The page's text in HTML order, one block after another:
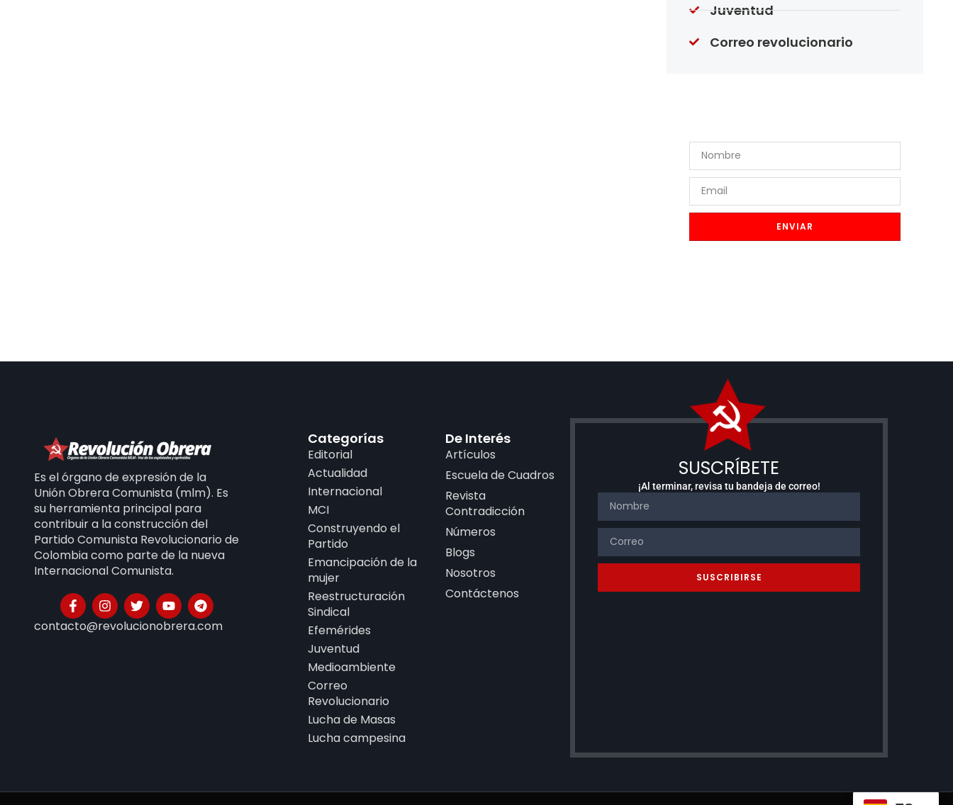
Juventud
Correo revolucionario
ENVIAR
Es el órgano de expresión de la
Unión Obrera Comunista (mlm). Es
su herramienta principal para
contribuir a la construcción del
Partido Comunista Revolucionario de
Colombia como parte de la nueva
Internacional Comunista.
contacto@revolucionobrera.com
Categorías
Editorial
Actualidad
Internacional
MCI
Construyendo el
Partido
Emancipación de la
mujer
Reestructuración
Sindical
Efemérides
Juventud
Medioambiente
Correo
Revolucionario
Lucha de Masas
Lucha campesina
De Interés
Artículos
Escuela de Cuadros
Revista
Contradicción
Números
Blogs
Nosotros
Contáctenos
SUSCRÍBETE
¡Al terminar, revisa tu bandeja de correo!
SUSCRIBIRSE